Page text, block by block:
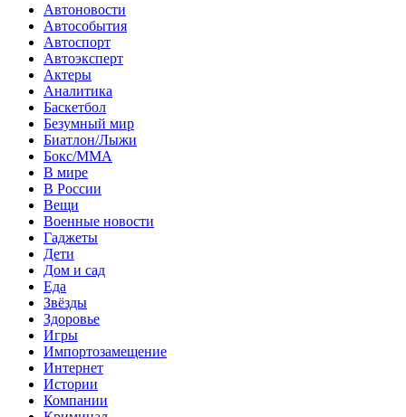
Автоновости
Автособытия
Автоспорт
Автоэксперт
Актеры
Аналитика
Баскетбол
Безумный мир
Биатлон/Лыжи
Бокс/MMA
В мире
В России
Вещи
Военные новости
Гаджеты
Дети
Дом и сад
Еда
Звёзды
Здоровье
Игры
Импортозамещение
Интернет
Истории
Компании